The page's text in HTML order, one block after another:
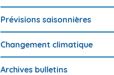
Prévisions saisonnières
Changement climatique
Archives bulletins